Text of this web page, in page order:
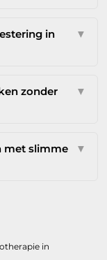
in
▼
zonder
▼
met slimme
▼
in